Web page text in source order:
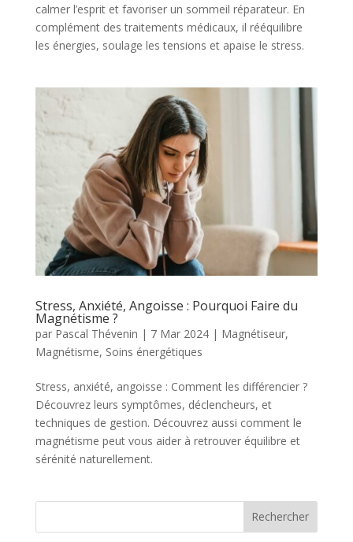
calmer l’esprit et favoriser un sommeil réparateur. En
complément des traitements médicaux, il rééquilibre
les énergies, soulage les tensions et apaise le stress.
Stress, Anxiété, Angoisse : Pourquoi Faire du
Magnétisme ?
par Pascal Thévenin | 7 Mar 2024| Magnétiseur,
Magnétisme, Soins énergétiques
Stress, anxiété, angoisse : Comment les différencier ?
Découvrez leurs symptômes, déclencheurs, et
techniques de gestion. Découvrez aussi comment le
magnétisme peut vous aider à retrouver équilibre et
sérénité naturellement.
Rechercher